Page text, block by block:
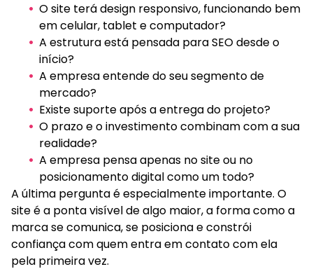
O site terá design responsivo, funcionando bem
em celular, tablet e computador?
A estrutura está pensada para SEO desde o
início?
A empresa entende do seu segmento de
mercado?
Existe suporte após a entrega do projeto?
O prazo e o investimento combinam com a sua
realidade?
A empresa pensa apenas no site ou no
posicionamento digital como um todo?
A última pergunta é especialmente importante. O
site é a ponta visível de algo maior, a forma como a
marca se comunica, se posiciona e constrói
confiança com quem entra em contato com ela
pela primeira vez.